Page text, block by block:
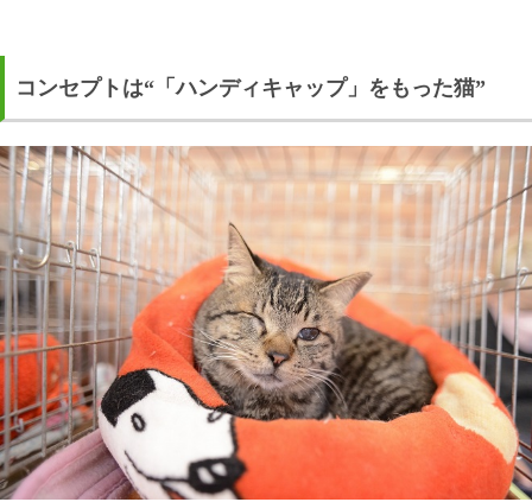
コンセプトは“「ハンディキャップ」をもった猫”